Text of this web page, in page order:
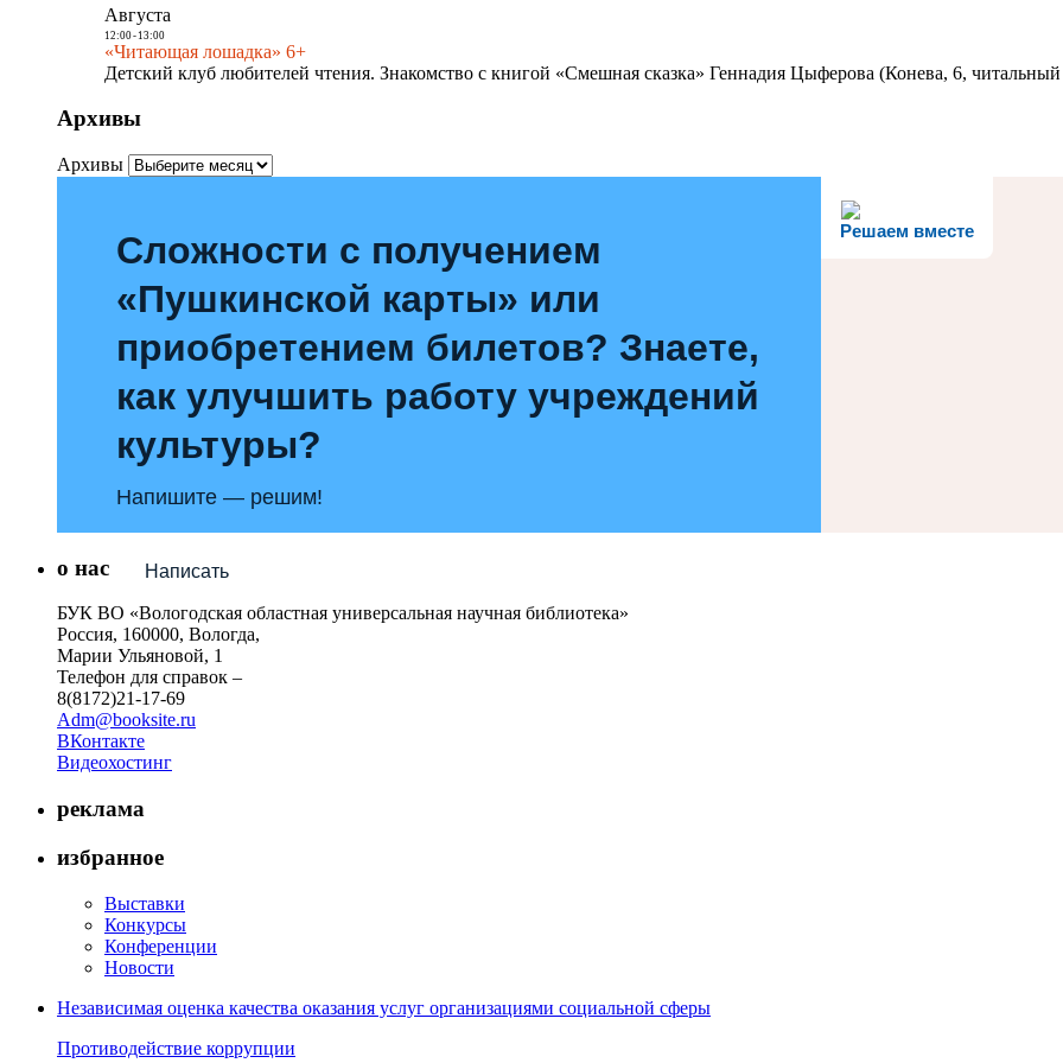
Августа
12:00- 13:00
«Читающая лошадка» 6+
Детский клуб любителей чтения. Знакомство с книгой «Смешная сказка» Геннадия Цыферова (Конева, 6, читальный
Архивы
Архивы
Решаем вместе
Сложности с получением
«Пушкинской карты» или
приобретением билетов? Знаете,
как улучшить работу учреждений
культуры?
Напишите — решим!
Написать
о нас
БУК ВО «Вологодская областная универсальная научная библиотека»
Россия, 160000, Вологда,
Марии Ульяновой, 1
Телефон для справок –
8(8172)21-17-69
Adm@booksite.ru
ВКонтакте
Видеохостинг
реклама
избранное
Выставки
Конкурсы
Конференции
Новости
Независимая оценка качества оказания услуг организациями социальной сферы
Противодействие коррупции